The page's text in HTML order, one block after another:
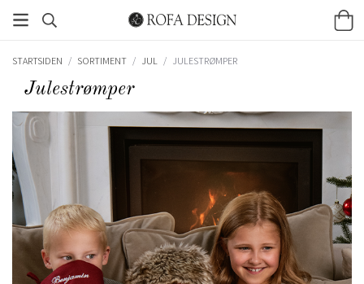
STARTSIDEN / SORTIMENT / JUL / JULESTRØMPER
Julestrømper